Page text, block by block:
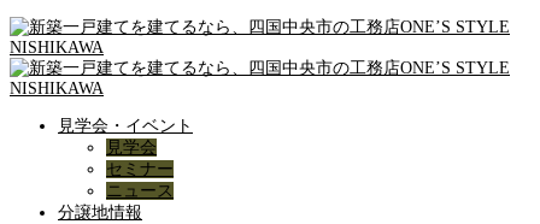
見学会・イベント
見学会
セミナー
ニュース
分譲地情報